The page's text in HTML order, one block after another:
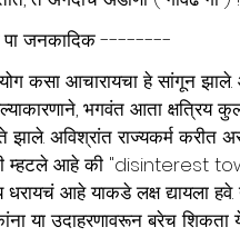
जनकादिक --------
कसा आचारायचा हे सांगून झाले.
भगवंत आता क्षत्रिय
झाले. अविश्रांत राज्यकर्म करीत
म्हटले आहे की "disinterest
धरायचं आहे याकडे लक्ष द्यायला
या उदाहरणावरून बरेच शिकता